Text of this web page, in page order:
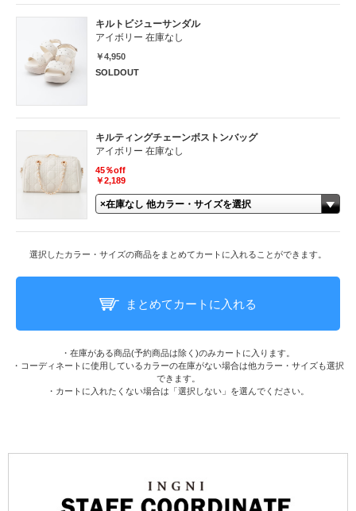
キルトビジューサンダル
アイボリー 在庫なし
￥4,950
SOLDOUT
キルティングチェーンボストンバッグ
アイボリー 在庫なし
45％off
￥2,189
選択したカラー・サイズの商品をまとめてカートに入れることができます。
まとめてカートに入れる
・在庫がある商品(予約商品は除く)のみカートに入ります。
・コーディネートに使用しているカラーの在庫がない場合は他カラー・サイズも選択
できます。
・カートに入れたくない場合は「選択しない」を選んでください。